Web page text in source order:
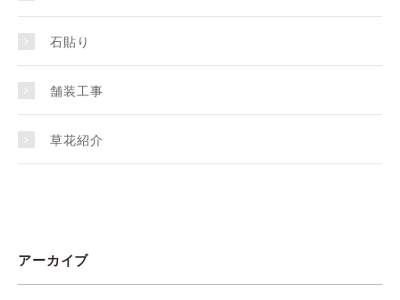
石貼り
舗装工事
草花紹介
アーカイブ